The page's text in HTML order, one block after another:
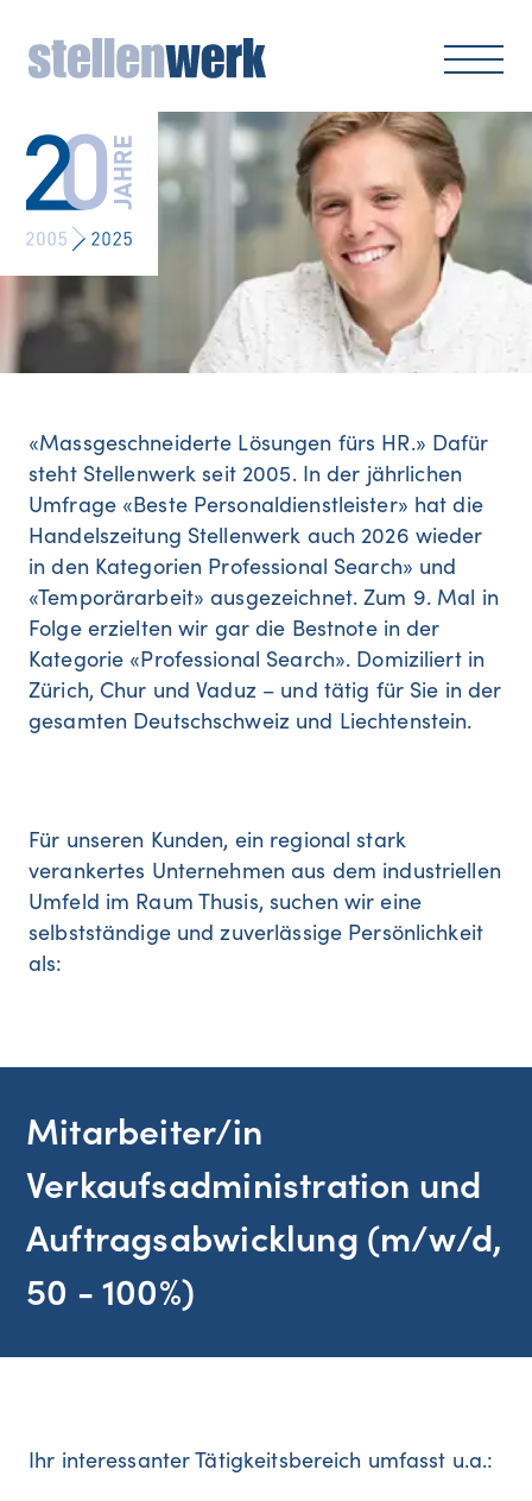
«Massgeschneiderte Lösungen fürs HR.» Dafür
steht Stellenwerk seit 2005. In der jährlichen
Umfrage «Beste Personaldienstleister» hat die
Handelszeitung Stellenwerk auch 2026 wieder
in den Kategorien Professional Search» und
«Temporärarbeit» ausgezeichnet. Zum 9. Mal in
Folge erzielten wir gar die Bestnote in der
Kategorie «Professional Search». Domiziliert in
Zürich, Chur und Vaduz – und tätig für Sie in der
gesamten Deutschschweiz und Liechtenstein.
Für unseren Kunden, ein regional stark
verankertes Unternehmen aus dem industriellen
Umfeld im Raum Thusis, suchen wir eine
selbstständige und zuverlässige Persönlichkeit
als:
Mitarbeiter/in
Verkaufsadministration und
Auftragsabwicklung (m/w/d,
50 - 100%)
Ihr interessanter Tätigkeitsbereich umfasst u.a.: